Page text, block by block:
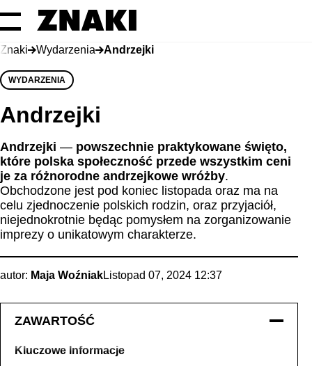
Znaki Wydarzenia Andrzejki
WYDARZENIA
Andrzejki
Andrzejki — powszechnie praktykowane święto,
które polska społeczność przede wszystkim ceni
je za różnorodne andrzejkowe wróżby.
Obchodzone jest pod koniec listopada oraz ma na
celu zjednoczenie polskich rodzin, oraz przyjaciół,
niejednokrotnie będąc pomysłem na zorganizowanie
imprezy o unikatowym charakterze.
autor: Maja WoźniakListopad 07, 2024 12:37
ZAWARTOŚĆ
Kluczowe Informacje